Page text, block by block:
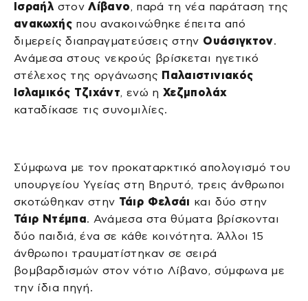
Ισραήλ στονΛίβανο, παρά τη νέα παράταση της
ανακωχήςπου ανακοινώθηκε έπειτα από
διμερείς διαπραγματεύσεις στην Ουάσιγκτον.
Ανάμεσα στους νεκρούς βρίσκεται ηγετικό
στέλεχος της οργάνωσης Παλαιστινιακός
Ισλαμικός Τζιχάντ, ενώ ηΧεζμπολάχ
καταδίκασε τις συνομιλίες.
Σύμφωνα με τον προκαταρκτικό απολογισμό του
υπουργείου Υγείας στη Βηρυτό, τρεις άνθρωποι
σκοτώθηκαν στην Τάιρ Φελσάι και δύο στην
Τάιρ Ντέμπα. Ανάμεσα στα θύματα βρίσκονται
δύο παιδιά, ένα σε κάθε κοινότητα. Άλλοι 15
άνθρωποι τραυματίστηκαν σε σειρά
βομβαρδισμών στον νότιο Λίβανο, σύμφωνα με
την ίδια πηγή.